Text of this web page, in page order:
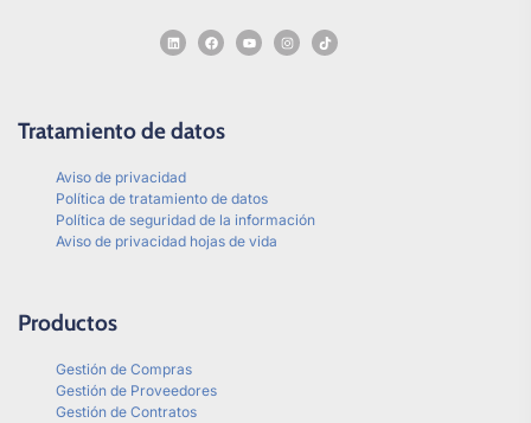
Tratamiento de datos
Aviso de privacidad
Política de tratamiento de datos
Política de seguridad de la información
Aviso de privacidad hojas de vida
Productos
Gestión de Compras
Gestión de Proveedores
Gestión de Contratos